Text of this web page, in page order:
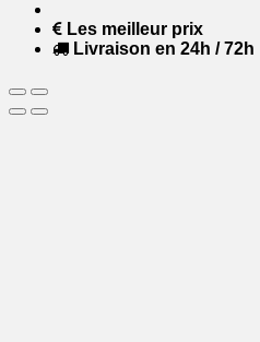
Les meilleur prix
Livraison en 24h / 72h